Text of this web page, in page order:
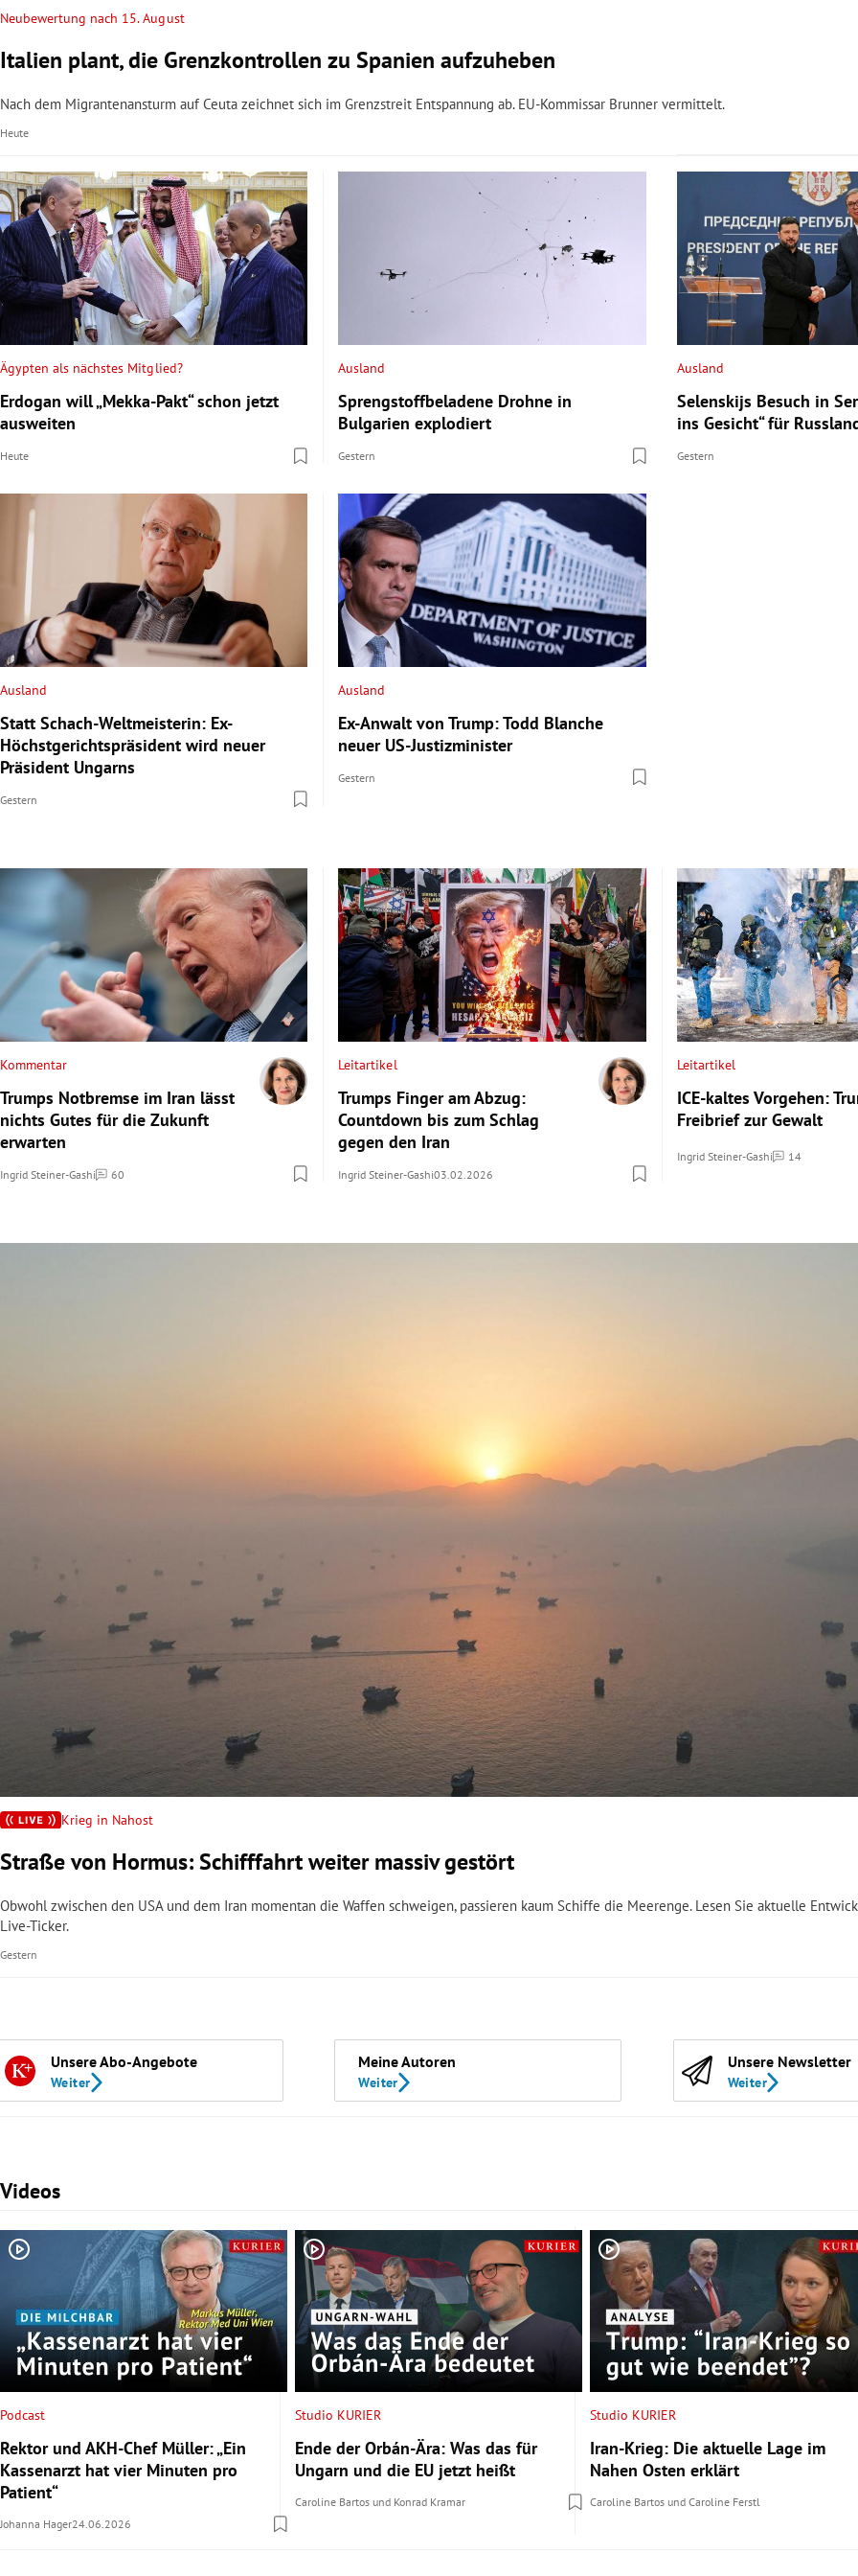
Neubewertung nach 15. August
Italien plant, die Grenzkontrollen zu Spanien aufzuheben
Nach dem Migrantenansturm auf Ceuta zeichnet sich im Grenzstreit Entspannung ab. EU-Kommissar Brunner vermittelt.
Heute
Ägypten als nächstes Mitglied?
Erdogan will „Mekka-Pakt“ schon jetzt
ausweiten
Heute
Ausland
Sprengstoffbeladene Drohne in
Bulgarien explodiert
Gestern
Ausland
Selenskijs Besuch in
ins Gesicht“ für
Gestern
Ausland
Statt Schach-Weltmeisterin: Ex-
Höchstgerichtspräsident wird neuer
Präsident Ungarns
Gestern
Ausland
Ex-Anwalt von Trump: Todd Blanche
neuer US-Justizminister
Gestern
Kommentar
Trumps Notbremse im Iran lässt
nichts Gutes für die Zukunft
erwarten
Ingrid Steiner-Gashi 60
Kommentare
Leitartikel
Trumps Finger am Abzug:
Countdown bis zum Schlag
gegen den Iran
Ingrid Steiner-Gashi03.02.2026
Leitartikel
ICE-kaltes Vorgehen:
Freibrief zur Gewalt
Ingrid Steiner-Gashi 14
Kommentare
Krieg in Nahost
Straße von Hormus: Schifffahrt weiter massiv gestört
Obwohl zwischen den USA und dem Iran momentan die Waffen schweigen, passieren kaum Schiffe die Meerenge. Lesen Sie aktuelle
Live-Ticker.
Gestern
Unsere Abo-Angebote
Weiter
Meine Autoren
Weiter
Unsere Newsletter
Weiter
Videos
Slide 1 von 3
Podcast
Rektor und AKH-Chef Müller: „Ein
Kassenarzt hat vier Minuten pro
Patient“
Johanna Hager24.06.2026
Studio KURIER
Ende der Orbán-Ära: Was das für
Ungarn und die EU jetzt heißt
Caroline Bartos und Konrad Kramar
Studio KURIER
Iran-Krieg: Die aktuelle Lage im
Nahen Osten erklärt
Caroline Bartos und Caroline Ferstl